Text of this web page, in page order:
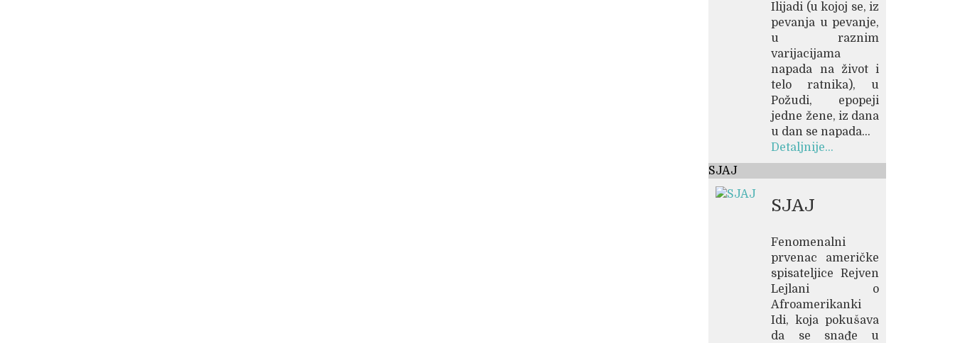
Ilijadi (u kojoj se, iz
pevanja u pevanje,
u raznim
varijacijama
napada na život i
telo ratnika), u
Požudi, epopeji
jedne žene, iz dana
u dan se napada...
Detaljnije...
SJAJ
SJAJ
Fenomenalni
prvenac američke
spisateljice Rejven
Lejlani o
Afroamerikanki
Idi, koja pokušava
da se snađe u